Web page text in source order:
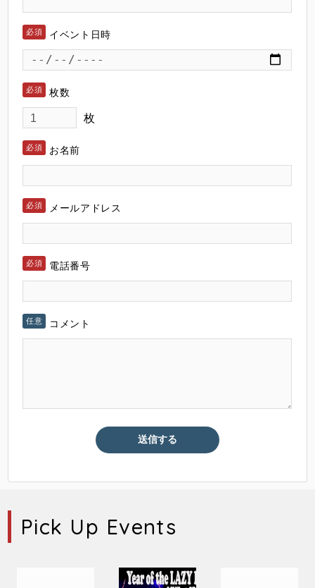
イベント日時
枚数
枚
お名前
メールアドレス
電話番号
コメント
Pick Up Events